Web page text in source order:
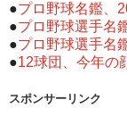
●プロ野球名鑑、
●プロ野球選手名
●プロ野球選手名
●12球団、今年の
スポンサーリンク